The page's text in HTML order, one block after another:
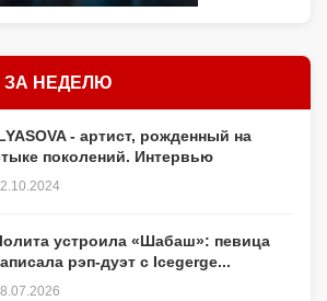
ЗА НЕДЕЛЮ
- артист, рожденный на
поколений. Интервью
устроила «Шабаш»: певица
рэп-дуэт с Icegerge...